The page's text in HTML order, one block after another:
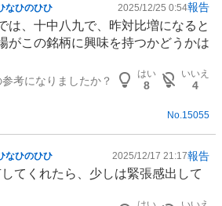
なひのひひ 2025/12/25 0:54報告
は、十中八九で、昨対比増になると
がこの銘柄に興味を持つかどうかは
考になりましたか？
はい
8
いいえ
4
No.15055
なひのひひ 2025/12/17 21:17報告
てくれたら、少しは緊張感出して